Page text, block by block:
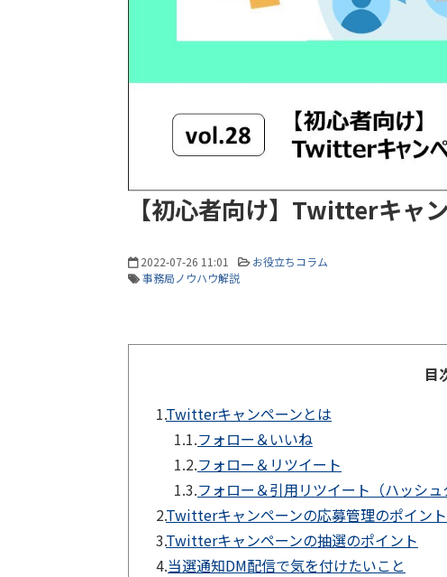
【初心者向け】Twitterキャ
2022-07-26 11:01
お役立ちコラム
事務局ノウハウ解説
目
1.Twitterキャンペーンとは
1.1.フォロー＆いいね
1.2.フォロー＆リツイート
1.3.フォロー＆引用リツイート（ハッシュ
2.Twitterキャンペーンの応募管理のポイント
3.Twitterキャンペーンの抽選のポイント
4.当選通知DM配信で気を付けたいこと